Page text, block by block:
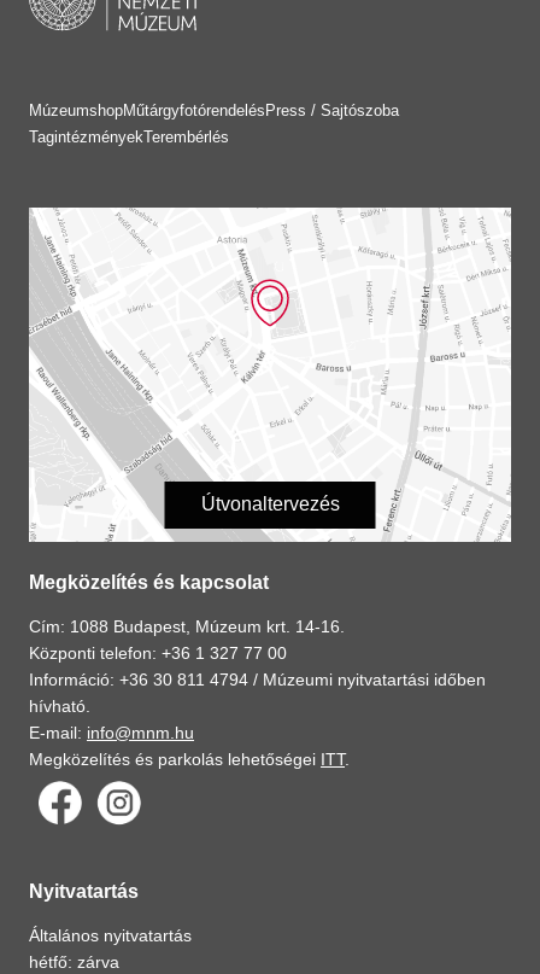
MúzeumshopMűtárgyfotórendelés Press / Sajtószoba
TagintézményekTerembérlés
Útvonaltervezés
Megközelítés és kapcsolat
Cím: 1088 Budapest, Múzeum krt. 14-16.
Központi telefon: +36 1 327 77 00
Információ: +36 30 811 4794 / Múzeumi nyitvatartási időben
hívható.
E-mail: info@mnm.hu
Megközelítés és parkolás lehetőségei ITT.
Nyitvatartás
Általános nyitvatartás
hétfő: zárva